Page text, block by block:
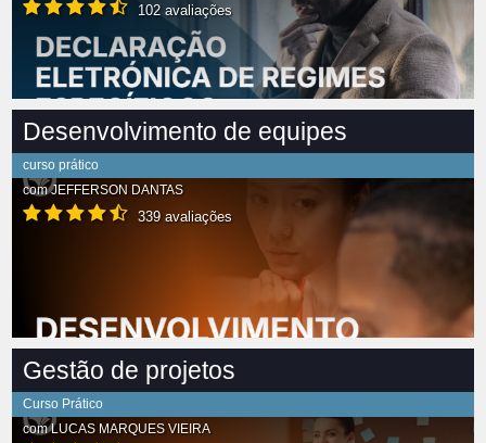
102 avaliações
Desenvolvimento de equipes
curso prático
comJEFFERSON DANTAS
339 avaliações
Gestão de projetos
Curso Prático
comLUCAS MARQUES VIEIRA